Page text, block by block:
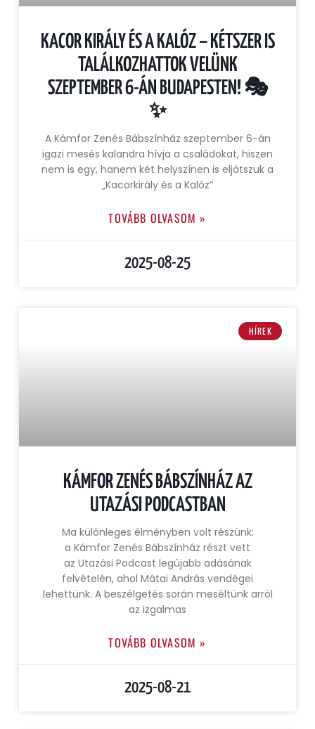
KACOR KIRÁLY ÉS A KALÓZ – KÉTSZER IS
TALÁLKOZHATTOK VELÜNK
SZEPTEMBER 6-ÁN BUDAPESTEN! 🎭
✨
A Kámfor Zenés Bábszínház szeptember 6-án
igazi mesés kalandra hívja a családokat, hiszen
nem is egy, hanem két helyszínen is eljátszuk a
„Kacorkirály és a Kalóz”
TOVÁBB OLVASOM »
2025-08-25
HÍREK
KÁMFOR ZENÉS BÁBSZÍNHÁZ AZ
UTAZÁSI PODCASTBAN
Ma különleges élményben volt részünk:
a Kámfor Zenés Bábszínház részt vett
az Utazási Podcast legújabb adásának
felvételén, ahol Mátai András vendégei
lehettünk. A beszélgetés során meséltünk arról
az izgalmas
TOVÁBB OLVASOM »
2025-08-21